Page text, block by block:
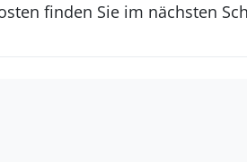
finden Sie im nächsten